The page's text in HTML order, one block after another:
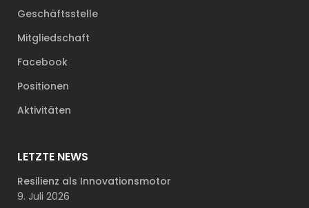
Geschäftsstelle
Mitgliedschaft
Facebook
Positionen
Aktivitäten
LETZTE NEWS
Resilienz als Innovationsmotor
9. Juli 2026